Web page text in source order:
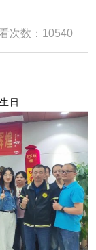
次数：10540
日